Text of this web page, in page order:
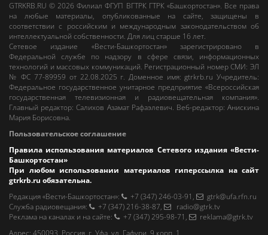
GTRKRB.RU © 2026Филиал ФГУП ВГТРК ГТРК «Башкортостан». Все права
на любые материалы, опубликованные на сайте, защищены в
соответствии с российским и международным законодательством об
интеллектуальной собственности. Для лиц старше 16 лет.
Сетевое издание «Вести-Башкортостан»зарегистрировано в
Федеральной службе по надзору в сфере связи, информационных
технологий и массовых коммуникаций. Регистрационный номер СМИ: ЭЛ
№ ФС 77-89959 от 22.08.2025 г. Доменное имя:gtrkrb.ru Учредитель:
Федеральное государственное унитарное предприятие «Всероссийская
государственная телевизионная и радиовещательная компания».
Главный редактор:Салихов Азамат Рафаэлевич. Веб-редактор:Анискина
Мария Борисовна.
Пользовательское соглашение
Правила использования материалов Сетевого издания «Вести-
Башкортостан»
При любом использовании материалов гиперссылка на сайт
gtrkrb.ru обязательна.
Редакция «Вести-Башкортостан»: +7 (347) 246-03-91 ,
gtrk@ufa.rfn.ru
Cлужба радиовещания: +7 (347) 216-38-87,
radio@gtrk.tv
Реклама на каналах и на сайте: +7 (347) 295-98-71 ,
reklama@gtrk.tv
Адрес: 450093 Россия, г. Уфа , ул. Гафури, 9 корп. 1